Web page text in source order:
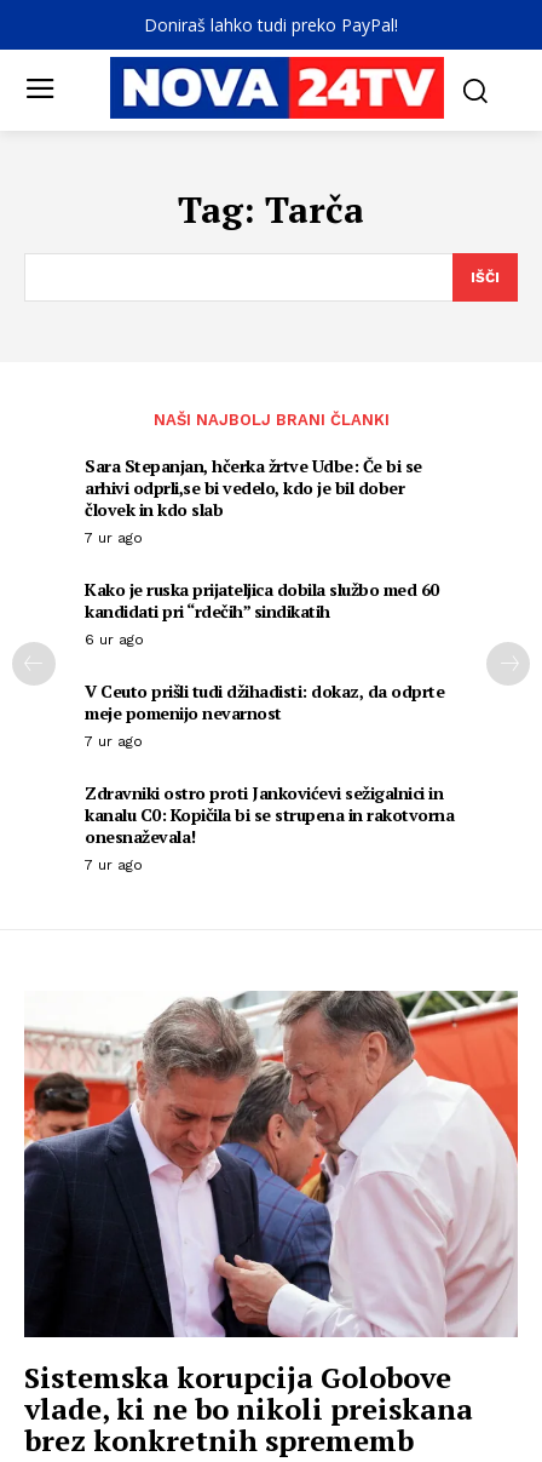
Doniraš lahko tudi preko PayPal!
Tag: Tarča
IŠČI
NAŠI NAJBOLJ BRANI ČLANKI
Sara Stepanjan, hčerka žrtve Udbe: Če bi se
arhivi odprli,se bi vedelo, kdo je bil dober
človek in kdo slab
7 ur ago
Kako je ruska prijateljica dobila službo med 60
kandidati pri “rdečih” sindikatih
6 ur ago
V Ceuto prišli tudi džihadisti: dokaz, da odprte
meje pomenijo nevarnost
7 ur ago
Zdravniki ostro proti Jankovićevi sežigalnici in
kanalu C0: Kopičila bi se strupena in rakotvorna
onesnaževala!
7 ur ago
Sistemska korupcija Golobove
vlade, ki ne bo nikoli preiskana
brez konkretnih sprememb